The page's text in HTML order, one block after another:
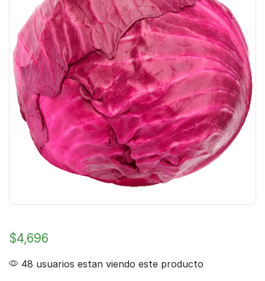
$4,696
48 usuarios estan viendo este producto